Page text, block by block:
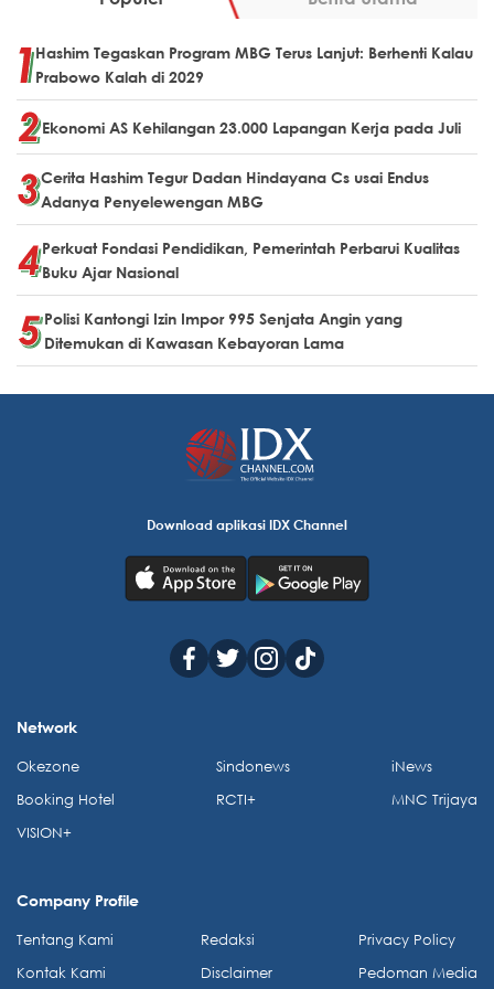
Hashim Tegaskan Program MBG Terus Lanjut: Berhenti Kalau
Prabowo Kalah di 2029
Ekonomi AS Kehilangan 23.000 Lapangan Kerja pada Juli
Cerita Hashim Tegur Dadan Hindayana Cs usai Endus
Adanya Penyelewengan MBG
Perkuat Fondasi Pendidikan, Pemerintah Perbarui Kualitas
Buku Ajar Nasional
Polisi Kantongi Izin Impor 995 Senjata Angin yang
Ditemukan di Kawasan Kebayoran Lama
Download aplikasi IDX Channel
Network
Okezone
Booking Hotel
VISION+
Sindonews
RCTI+
iNews
MNC Trijaya
Company Profile
Tentang Kami
Kontak Kami
Redaksi
Disclaimer
Privacy Policy
Pedoman Media